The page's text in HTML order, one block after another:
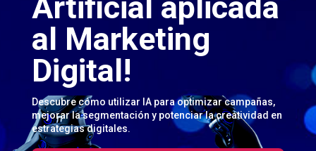
al Marketing
Digital!
Descubre cómo utilizar IA para optimizar campañas,
mejorar la segmentación y potenciar la creatividad en
estrategias digitales.